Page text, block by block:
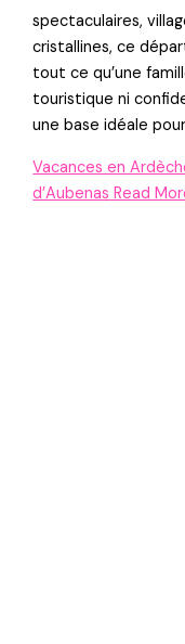
spectaculaires,
cristallines, ce
tout ce qu’une
touristique ni
une base idéale
Vacances en
d’Aubenas Read